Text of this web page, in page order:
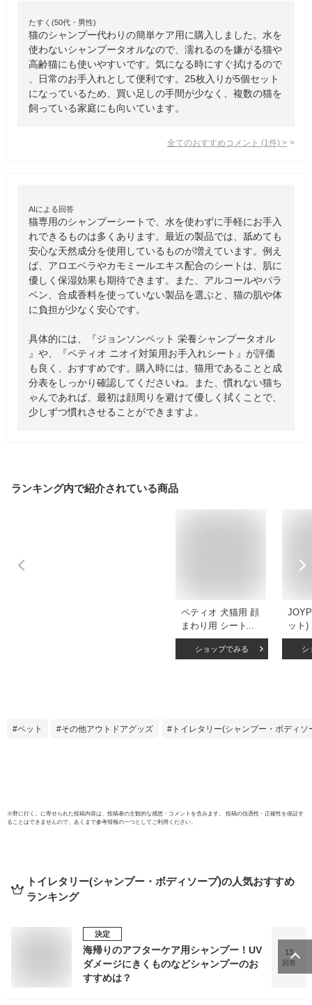
たすく(50代・男性)
猫のシャンプー代わりの簡単ケア用に購入しました。水を
使わないシャンプータオルなので、濡れるのを嫌がる猫や
高齢猫にも使いやすいです。気になる時にすぐ拭けるので
、日常のお手入れとして便利です。25枚入りが5個セット
になっているため、買い足しの手間が少なく、複数の猫を
飼っている家庭にも向いています。
全てのおすすめコメント (1 件) >
AIによる回答
猫専用のシャンプーシートで、水を使わずに手軽にお手入
れできるものは多くあります。最近の製品では、舐めても
安心な天然成分を使用しているものが増えています。例え
ば、アロエベラやカモミールエキス配合のシートは、肌に
優しく保湿効果も期待できます。また、アルコールやパラ
ベン、合成香料を使っていない製品を選ぶと、猫の肌や体
に負担が少なく安心です。
具体的には、『ジョンソンペット 栄養シャンプータオル
』や、『ペティオ ニオイ対策用お手入れシート』が評価
も良く、おすすめです。購入時には、猫用であることと成
分表をしっかり確認してくださいね。また、慣れない猫ち
ゃんであれば、最初は顔周りを避けて優しく拭くことで、
少しずつ慣れさせることができますよ。
ランキング内で紹介されている商品
ペティオ 犬猫用 顔
まわり用 シートで
ふきとる シャンプ
ーティッシュ 30枚
ショップでみる
ット)
オル
ーゲ
シ
ペット その他アウトドアグッズ トイレタリー(シャンプー・ボディソ
※野に行く。 に寄せられた投稿内容は、投稿者の主観的な感想・コメントを含みます。 投稿の信憑性・正確性を保証す
ることはできませんので、あくまで参考情報の一つとしてご利用ください。
トイレタリー(シャンプー・ボディソープ)の人気おすすめ
ランキング
決定
海帰りのアフターケア用シャンプー！UV
ダメージにきくものなどシャンプーのお
すすめは？
13
回答